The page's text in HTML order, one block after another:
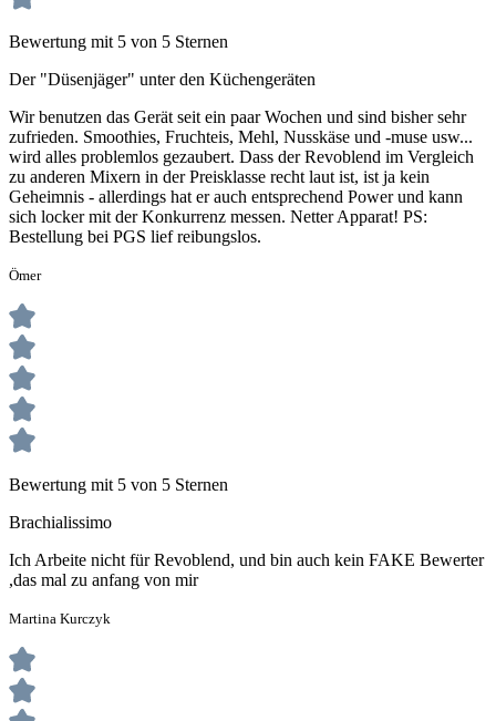
Bewertung mit 5 von 5 Sternen
Der "Düsenjäger" unter den Küchengeräten
Wir benutzen das Gerät seit ein paar Wochen und sind bisher sehr
zufrieden. Smoothies, Fruchteis, Mehl, Nusskäse und -muse usw...
wird alles problemlos gezaubert. Dass der Revoblend im Vergleich
zu anderen Mixern in der Preisklasse recht laut ist, ist ja kein
Geheimnis - allerdings hat er auch entsprechend Power und kann
sich locker mit der Konkurrenz messen. Netter Apparat! PS:
Bestellung bei PGS lief reibungslos.
Ömer
Bewertung mit 5 von 5 Sternen
Brachialissimo
Ich Arbeite nicht für Revoblend, und bin auch kein FAKE Bewerter
,das mal zu anfang von mir
Martina Kurczyk